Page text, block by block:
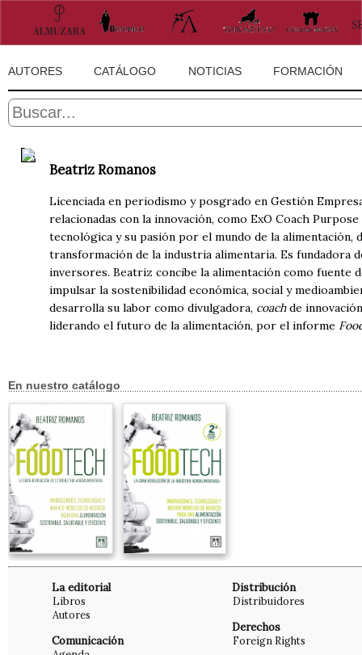
AUTORES CATÁLOGO NOTICIAS FORMACIÓN
Beatriz Romanos
Licenciada en periodismo y posgrado en Gestión
relacionadas con la innovación, como ExO Coach
tecnológica y su pasión por el mundo de la alimentación,
transformación de la industria alimentaria. Es fundadora
inversores. Beatriz concibe la alimentación como fuente
impulsar la sostenibilidad económica, social y
desarrolla su labor como divulgadora, coachde
liderando el futuro de la alimentación, por el informe
En nuestro catálogo
La editorial
Libros
Autores
Comunicación
Distribución
Distribuidores
Derechos
Foreign Rights